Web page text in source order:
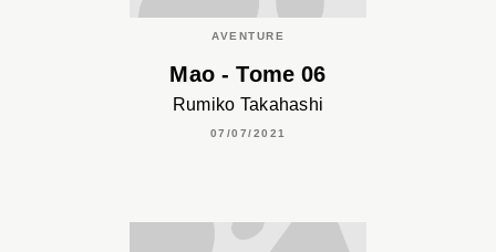
AVENTURE
Mao - Tome 06
Rumiko Takahashi
07/07/2021